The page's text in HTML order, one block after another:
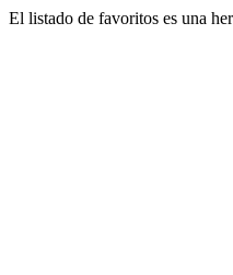
El listado de favoritos es una